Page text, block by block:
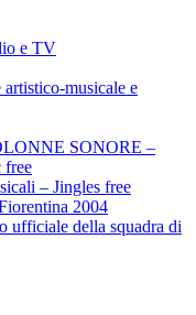
e TV
artistico-musicale e
SONORE –
free
– Jingles free
2004
ufficiale della squadra di